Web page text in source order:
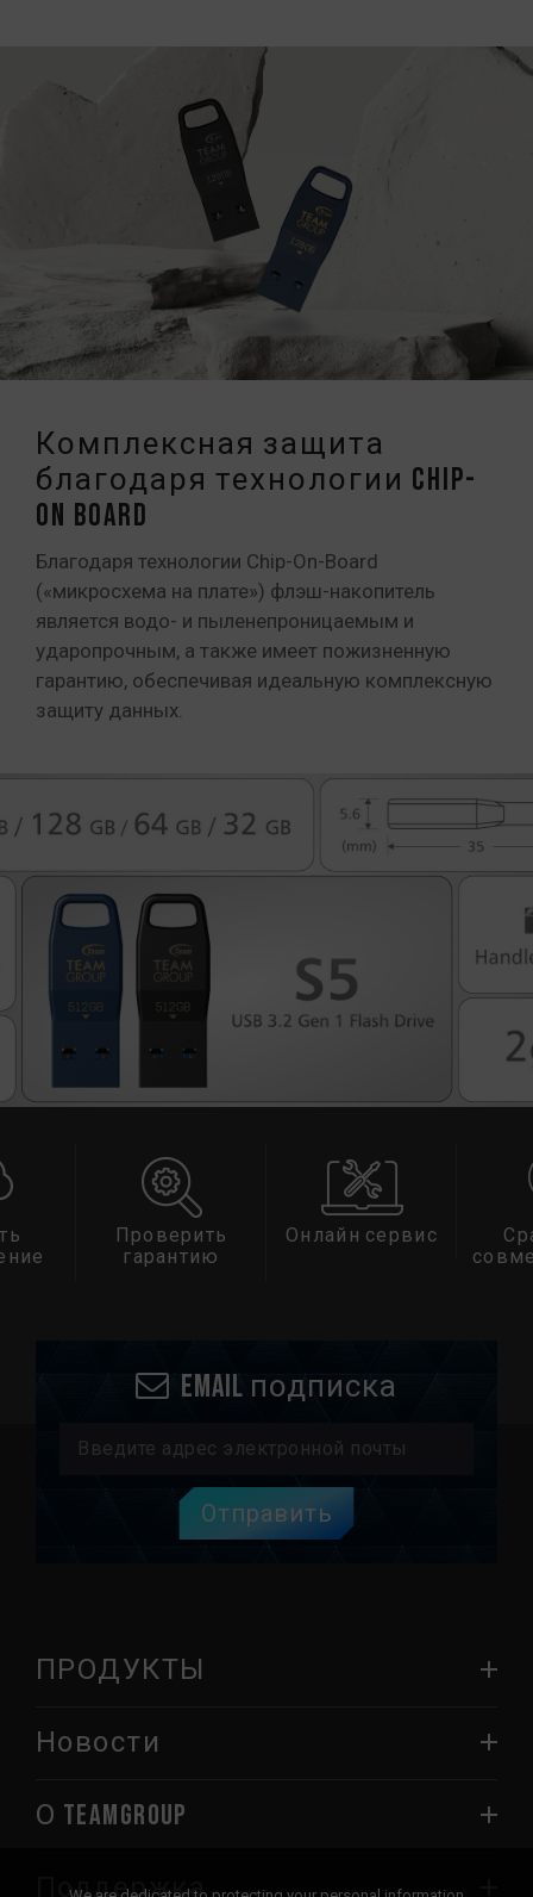
Комплексная защита
благодаря технологии Chip-
On Board
Благодаря технологии Chip-On-Board
(«микросхема на плате») флэш-накопитель
является водо- и пыленепроницаемым и
ударопрочным, а также имеет пожизненную
гарантию, обеспечивая идеальную комплексную
защиту данных.
Проверить
гарантию
Онлайн сервис
Email подписка
Отправить
ПРОДУКТЫ
Новости
О TEAMGROUP
Поддержка